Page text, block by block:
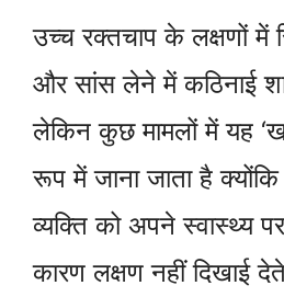
उच्च रक्तचाप के लक्षणों में
और सांस लेने में कठिनाई
लेकिन कुछ मामलों में यह
रूप में जाना जाता है
व्यक्ति को अपने स्वास्थ्य
कारण लक्षण नहीं दिखाई